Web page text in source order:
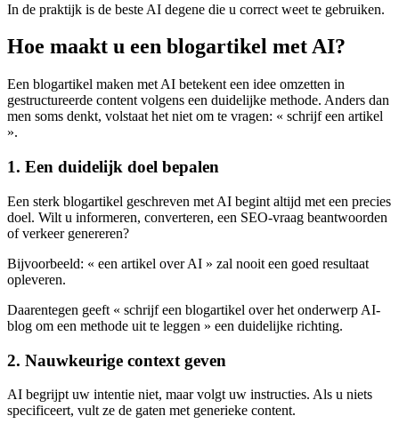
In de praktijk is de beste AI degene die u correct weet te gebruiken.
Hoe maakt u een blogartikel met AI?
Een blogartikel maken met AI betekent een idee omzetten in
gestructureerde content volgens een duidelijke methode. Anders dan
men soms denkt, volstaat het niet om te vragen: « schrijf een artikel
».
1. Een duidelijk doel bepalen
Een sterk blogartikel geschreven met AI begint altijd met een precies
doel. Wilt u informeren, converteren, een SEO-vraag beantwoorden
of verkeer genereren?
Bijvoorbeeld: « een artikel over AI » zal nooit een goed resultaat
opleveren.
Daarentegen geeft « schrijf een blogartikel over het onderwerp AI-
blog om een methode uit te leggen » een duidelijke richting.
2. Nauwkeurige context geven
AI begrijpt uw intentie niet, maar volgt uw instructies. Als u niets
specificeert, vult ze de gaten met generieke content.